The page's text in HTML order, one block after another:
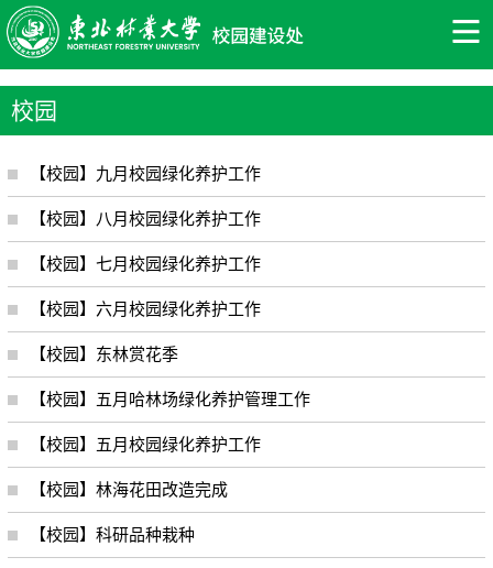
校园
【校园】九月校园绿化养护工作
【校园】八月校园绿化养护工作
【校园】七月校园绿化养护工作
【校园】六月校园绿化养护工作
【校园】东林赏花季
【校园】五月哈林场绿化养护管理工作
【校园】五月校园绿化养护工作
【校园】林海花田改造完成
【校园】科研品种栽种